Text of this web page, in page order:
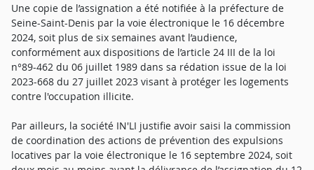
Une copie de l’assignation a été notifiée à la préfecture de
Seine-Saint-Denis par la voie électronique le 16 décembre
2024, soit plus de six semaines avant l’audience,
conformément aux dispositions de l’article 24 III de la loi
n°89-462 du 06 juillet 1989 dans sa rédation issue de la loi
2023-668 du 27 juillet 2023 visant à protéger les logements
contre l'occupation illicite.
Par ailleurs, la société IN'LI justifie avoir saisi la commission
de coordination des actions de prévention des expulsions
locatives par la voie électronique le 16 septembre 2024, soit